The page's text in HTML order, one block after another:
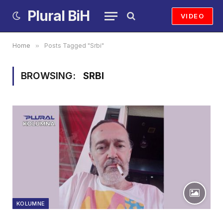
Plural BiH VIDEO
Home » Posts Tagged "Srbi"
BROWSING: SRBI
KOLUMNE